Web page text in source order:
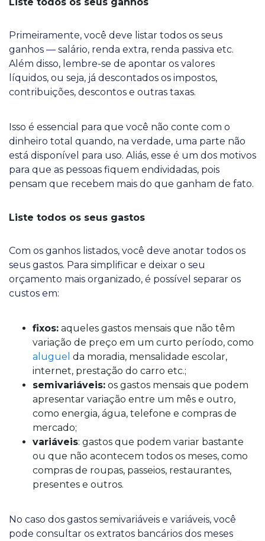
Primeiramente, você deve listar todos os seus
ganhos — salário, renda extra, renda passiva etc.
Além disso, lembre-se de apontar os valores
líquidos, ou seja, já descontados os impostos,
contribuições, descontos e outras taxas.
Isso é essencial para que você não conte com o
dinheiro total quando, na verdade, uma parte não
está disponível para uso. Aliás, esse é um dos motivos
para que as pessoas fiquem endividadas, pois
pensam que recebem mais do que ganham de fato.
Liste todos os seus gastos
Com os ganhos listados, você deve anotar todos os
seus gastos. Para simplificar e deixar o seu
orçamento mais organizado, é possível separar os
custos em:
fixos: aqueles gastos mensais que não têm
variação de preço em um curto período, como
aluguel da moradia, mensalidade escolar,
internet, prestação do carro etc.;
semivariáveis: os gastos mensais que podem
apresentar variação entre um mês e outro,
como energia, água, telefone e compras de
mercado;
variáveis: gastos que podem variar bastante
ou que não acontecem todos os meses, como
compras de roupas, passeios, restaurantes,
presentes e outros.
No caso dos gastos semivariáveis e variáveis, você
pode consultar os extratos bancários dos meses